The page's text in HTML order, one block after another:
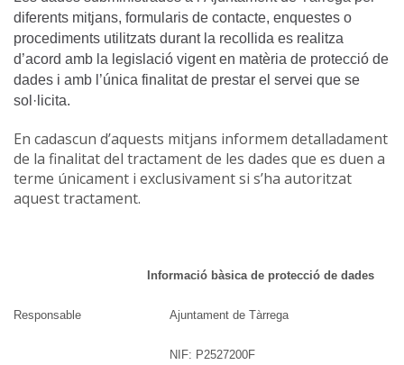
diferents mitjans, formularis de contacte, enquestes o
procediments utilitzats durant la recollida es realitza
d’acord amb la legislació vigent en matèria de protecció de
dades i amb l’única finalitat de prestar el servei que se
sol·licita.
En cadascun d’aquests mitjans informem detalladament
de la finalitat del tractament de les dades que es duen a
terme únicament i exclusivament si s’ha autoritzat
aquest tractament.
Informació bàsica de protecció de dades
Responsable Ajuntament de Tàrrega
NIF: P2527200F